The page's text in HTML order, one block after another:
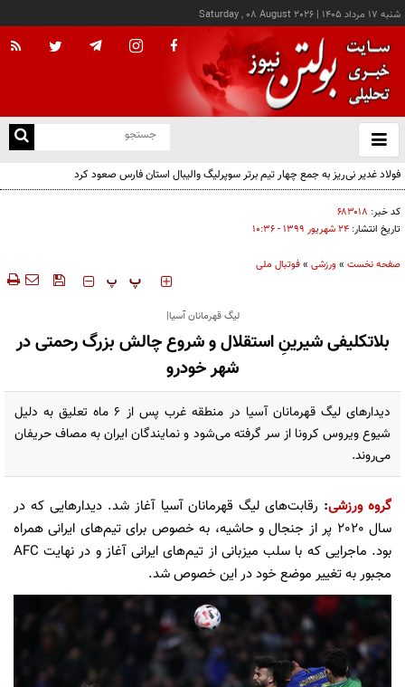
شنبه ۱۷ مرداد ۱۴۰۵ |
Saturday , 08 August 2026
باز
و
فولاد غدیر نی‌ریز به جمع چهار تیم برتر سوپرلیگ والیبال استان فارس صعود کرد
کد خبر: ۶۸۳۰۱۸
تاریخ انتشار: ۲۴ شهريور ۱۳۹۹ - ۱۰:۳۶
صفحه نخست »ورزشی »فوتبال ملی
‍‍‍ پ پ
لیگ قهرمانان آسیا|
بلاتکلیفی شیرینِ استقلال و شروع چالش بزرگ رحمتی در
شهر خودرو
دیدارهای لیگ قهرمانان آسیا در منطقه غرب پس از ۶ ماه تعلیق به دلیل
شیوع ویروس کرونا از سر گرفته می‌شود و نمایندگان ایران به مصاف حریفان
می‌روند.
گروه ورزشی: رقابت‌های لیگ قهرمانان آسیا آغاز شد. دیدارهایی که در
سال 2020 پر از جنجال و حاشیه، به خصوص برای تیم‌های ایرانی همراه
بود. ماجرایی که با سلب میزبانی از تیم‌های ایرانی آغاز و در نهایت AFC
مجبور به تغییر موضع خود در این خصوص شد.